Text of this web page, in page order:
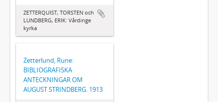
ZETTERQUIST, TORSTEN och
LUNDBERG, ERIK: Vårdinge
kyrka
Zetterlund, Rune:
BIBLIOGRAFISKA
ANTECKNINGAR OM
AUGUST STRINDBERG. 1913